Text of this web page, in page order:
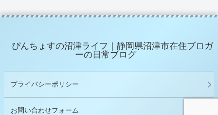
ぴんちょすの沼津ライフ｜静岡県沼津市在住ブロガ
ーの日常ブログ
プライバシーポリシー
お問い合わせフォーム